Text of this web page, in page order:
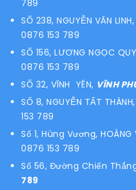
789
SỐ 238, NGUYỄN VĂN
0876 153 789
SỐ 156, LƯƠNG NGỌC
0876 153 789
SỐ 32, VĨNH YÊN, VĨNH
SỐ 8, NGUYỄN TẤT
153 789
Số 1, Hùng Vương, HOÀNG
0876 153 789
Số 56, Đường Chiến
789